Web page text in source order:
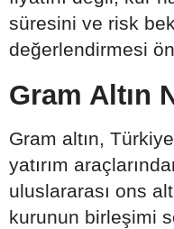
süresini ve risk
değerlendirmesi
Gram Altın
Gram altın,
yatırım
uluslararası ons
kurunun birleşimi